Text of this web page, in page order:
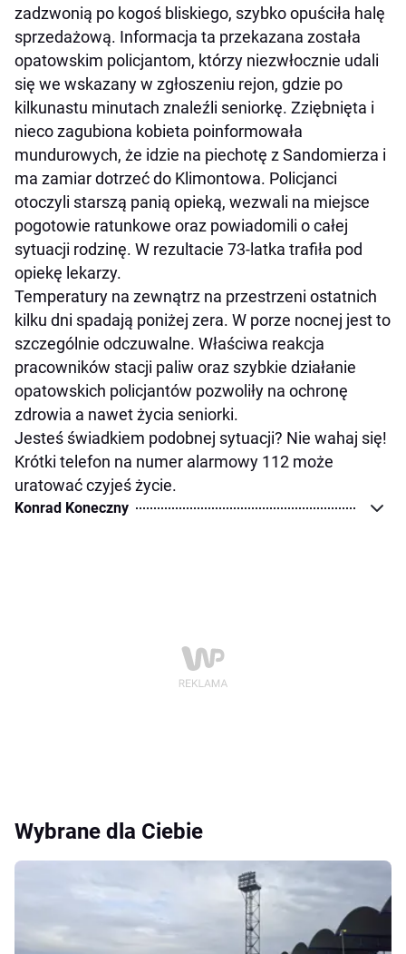
zadzwonią po kogoś bliskiego, szybko opuściła halę
sprzedażową. Informacja ta przekazana została
opatowskim policjantom, którzy niezwłocznie udali
się we wskazany w zgłoszeniu rejon, gdzie po
kilkunastu minutach znaleźli seniorkę. Zziębnięta i
nieco zagubiona kobieta poinformowała
mundurowych, że idzie na piechotę z Sandomierza i
ma zamiar dotrzeć do Klimontowa. Policjanci
otoczyli starszą panią opieką, wezwali na miejsce
pogotowie ratunkowe oraz powiadomili o całej
sytuacji rodzinę. W rezultacie 73-latka trafiła pod
opiekę lekarzy.
Temperatury na zewnątrz na przestrzeni ostatnich
kilku dni spadają poniżej zera. W porze nocnej jest to
szczególnie odczuwalne. Właściwa reakcja
pracowników stacji paliw oraz szybkie działanie
opatowskich policjantów pozwoliły na ochronę
zdrowia a nawet życia seniorki.
Jesteś świadkiem podobnej sytuacji? Nie wahaj się!
Krótki telefon na numer alarmowy 112 może
uratować czyjeś życie.
Konrad Koneczny
Wybrane dla Ciebie